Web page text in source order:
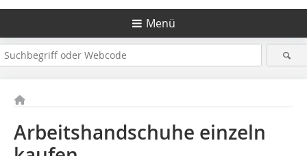
Menü
Arbeitshandschuhe einzeln